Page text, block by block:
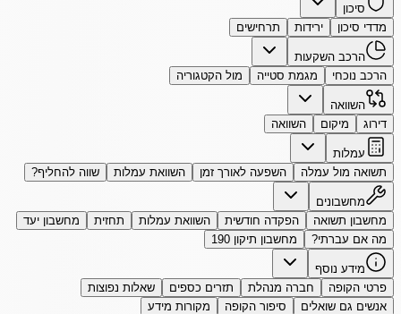
סיכון
מדדי סיכון
ירידות תרחישים
הרכב השקעות
הרכב נוכחי
מגמת סטייה מול הקטגוריה
השוואה
דירוג
מיקום השוואה
עמלות
תשואה מול עמלה
השפעה לאורך זמן השוואת עמלות שווה להחליף?
מחשבונים
מחשבון תשואה
הפקדה חודשית השוואת עמלות תחזית
מחשבון יעד
מה אם עברתי?
מחשבון תיקון 190
מידע נוסף
פרטי הקופה
חברה מנהלת תזרים כספים
שאלות נפוצות
אנשים גם שואלים
סיפור הקופה מקורות מידע